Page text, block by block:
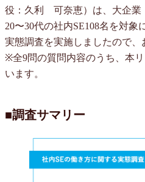
役：久利 可奈恵）は、大企業
20〜30代の社内SE108名を対象
実態調査を実施しましたので、
※全9問の質問内容のうち、本
います。
■調査サマリー